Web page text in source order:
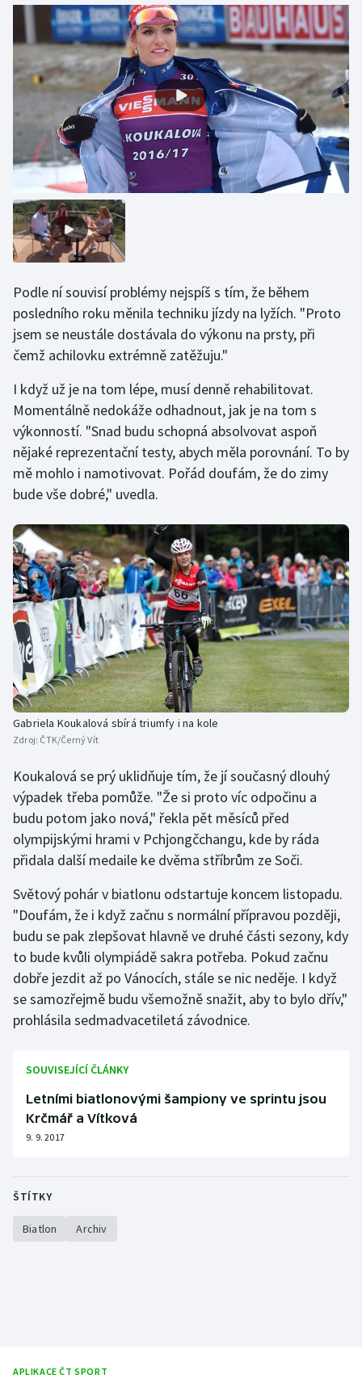
Podle ní souvisí problémy nejspíš s tím, že během
posledního roku měnila techniku jízdy na lyžích. "Proto
jsem se neustále dostávala do výkonu na prsty, při
čemž achilovku extrémně zatěžuju."
I když už je na tom lépe, musí denně rehabilitovat.
Momentálně nedokáže odhadnout, jak je na tom s
výkonností. "Snad budu schopná absolvovat aspoň
nějaké reprezentační testy, abych měla porovnání. To by
mě mohlo i namotivovat. Pořád doufám, že do zimy
bude vše dobré," uvedla.
Gabriela Koukalová sbírá triumfy i na kole
Zdroj: ČTK/Černý Vít
Koukalová se prý uklidňuje tím, že jí současný dlouhý
výpadek třeba pomůže. "Že si proto víc odpočinu a
budu potom jako nová," řekla pět měsíců před
olympijskými hrami v Pchjongčchangu, kde by ráda
přidala další medaile ke dvěma stříbrům ze Soči.
Světový pohár v biatlonu odstartuje koncem listopadu.
"Doufám, že i když začnu s normální přípravou později,
budu se pak zlepšovat hlavně ve druhé části sezony, kdy
to bude kvůli olympiádě sakra potřeba. Pokud začnu
dobře jezdit až po Vánocích, stále se nic neděje. I když
se samozřejmě budu všemožně snažit, aby to bylo dřív,"
prohlásila sedmadvacetiletá závodnice.
SOUVISEJÍCÍ ČLÁNKY
Letními biatlonovými šampiony ve sprintu jsou
Krčmář a Vítková
9. 9. 2017
ŠTÍTKY
Biatlon Archiv
APLIKACE ČT SPORT